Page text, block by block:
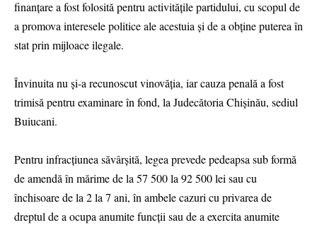
finanțare a fost folosită pentru activitățile partidului, cu scopul de
a promova interesele politice ale acestuia și de a obține puterea în
stat prin mijloace ilegale.
Învinuita nu și-a recunoscut vinovăția, iar cauza penală a fost
trimisă pentru examinare în fond, la Judecătoria Chișinău, sediul
Buiucani.
Pentru infracțiunea săvârșită, legea prevede pedeapsa sub formă
de amendă în mărime de la 57 500 la 92 500 lei sau cu
închisoare de la 2 la 7 ani, în ambele cazuri cu privarea de
dreptul de a ocupa anumite funcții sau de a exercita anumite